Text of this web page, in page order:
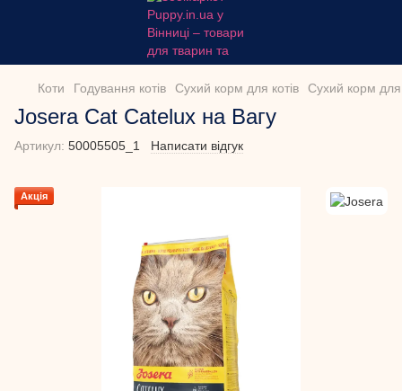
Коти Годування котів Сухий корм для котів Сухий корм для
Josera Cat Catelux на Вагу
Артикул: 50005505_1 Написати відгук
Акція